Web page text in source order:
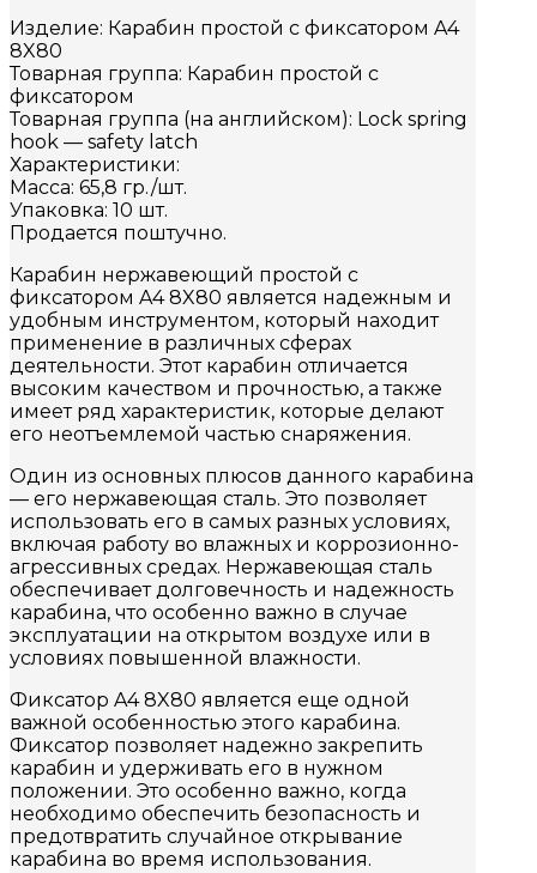
Изделие: Карабин простой с фиксатором A4
8X80
Товарная группа: Карабин простой с
фиксатором
Товарная группа (на английском): Lock spring
hook — safety latch
Характеристики:
Масса: 65,8 гр./шт.
Упаковка: 10 шт.
Продается поштучно.
Карабин нержавеющий простой с
фиксатором A4 8X80 является надежным и
удобным инструментом, который находит
применение в различных сферах
деятельности. Этот карабин отличается
высоким качеством и прочностью, а также
имеет ряд характеристик, которые делают
его неотъемлемой частью снаряжения.
Один из основных плюсов данного карабина
— его нержавеющая сталь. Это позволяет
использовать его в самых разных условиях,
включая работу во влажных и коррозионно-
агрессивных средах. Нержавеющая сталь
обеспечивает долговечность и надежность
карабина, что особенно важно в случае
эксплуатации на открытом воздухе или в
условиях повышенной влажности.
Фиксатор A4 8X80 является еще одной
важной особенностью этого карабина.
Фиксатор позволяет надежно закрепить
карабин и удерживать его в нужном
положении. Это особенно важно, когда
необходимо обеспечить безопасность и
предотвратить случайное открывание
карабина во время использования.